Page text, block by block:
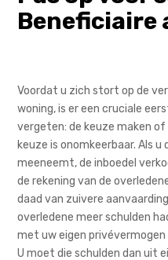
Beneficiaire
Voordat u zich stort op de
woning, is er een cruciale
vergeten: de keuze maken
keuze is onomkeerbaar. Als
meeneemt, de inboedel
de rekening van de
daad van zuivere
overledene meer schulden
met uw eigen privévermogen
U moet die schulden dan uit